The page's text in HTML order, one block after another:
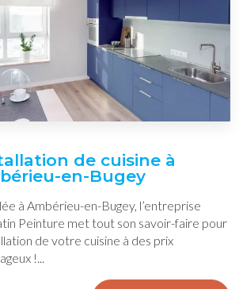
de cuisine à
en-Bugey
à Ambérieu-en-Bugey, l’entreprise
Peinture met tout son savoir-faire pour
de votre cuisine à des prix
!...